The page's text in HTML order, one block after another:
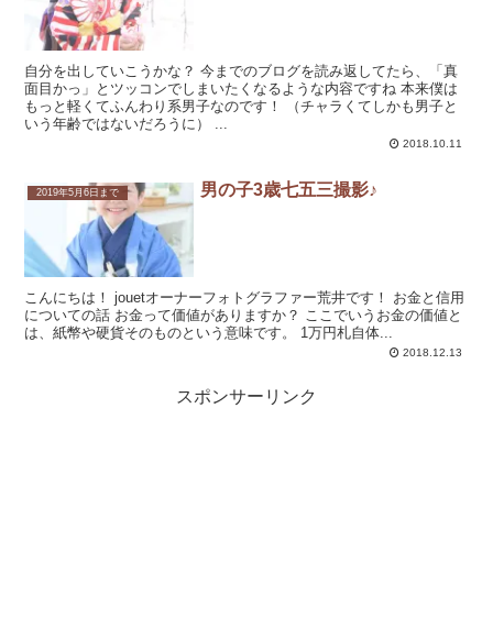
自分を出していこうかな？ 今までのブログを読み返してたら、「真
面目かっ」とツッコンでしまいたくなるような内容ですね 本来僕は
もっと軽くてふんわり系男子なのです！ （チャラくてしかも男子と
いう年齢ではないだろうに） ...
2018.10.11
2019年5月6日まで 男の子3歳七五三撮影♪
こんにちは！ jouetオーナーフォトグラファー荒井です！ お金と信用
についての話 お金って価値がありますか？ ここでいうお金の価値と
は、紙幣や硬貨そのものという意味です。 1万円札自体...
2018.12.13
スポンサーリンク